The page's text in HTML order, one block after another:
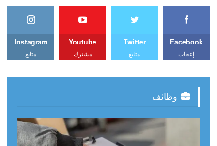
Facebook
إعجاب
Twitter
متابع
Youtube
مشترك
Instagram
متابع
وظائف